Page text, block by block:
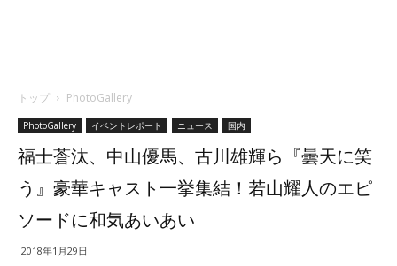
トップ PhotoGallery
PhotoGallery イベントレポート ニュース 国内
福士蒼汰、中山優馬、古川雄輝ら『曇天に笑
う』豪華キャスト一挙集結！若山耀人のエピ
ソードに和気あいあい
2018年1月29日